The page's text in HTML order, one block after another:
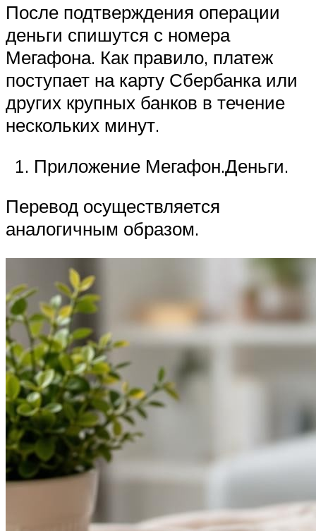
После подтверждения операции
деньги спишутся с номера
Мегафона. Как правило, платеж
поступает на карту Сбербанка или
других крупных банков в течение
нескольких минут.
Приложение Мегафон.Деньги.
Перевод осуществляется
аналогичным образом.